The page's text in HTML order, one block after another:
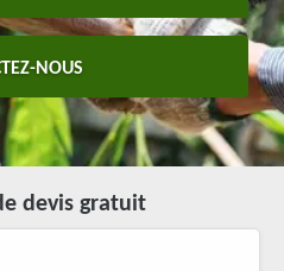
NOUS
devis gratuit